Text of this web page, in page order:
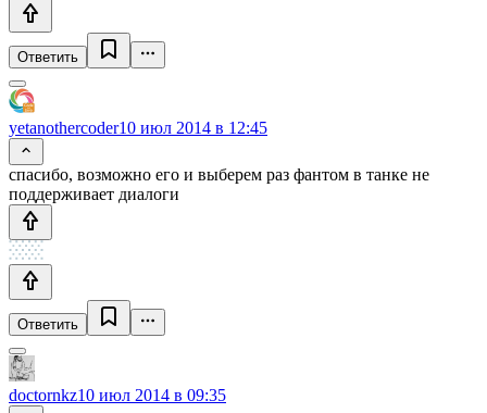
Ответить
yetanothercoder10 июл 2014 в 12:45
спасибо, возможно его и выберем раз фантом в танке не
поддерживает диалоги
Ответить
doctornkz10 июл 2014 в 09:35